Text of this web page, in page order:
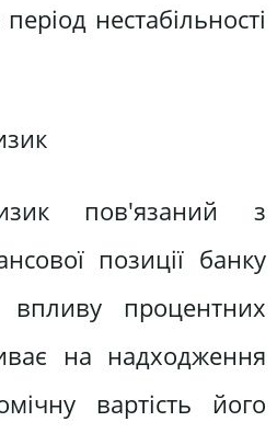
нестабільності
пов'язаний з
позиції банку
впливу процентних
на надходження
вартість його